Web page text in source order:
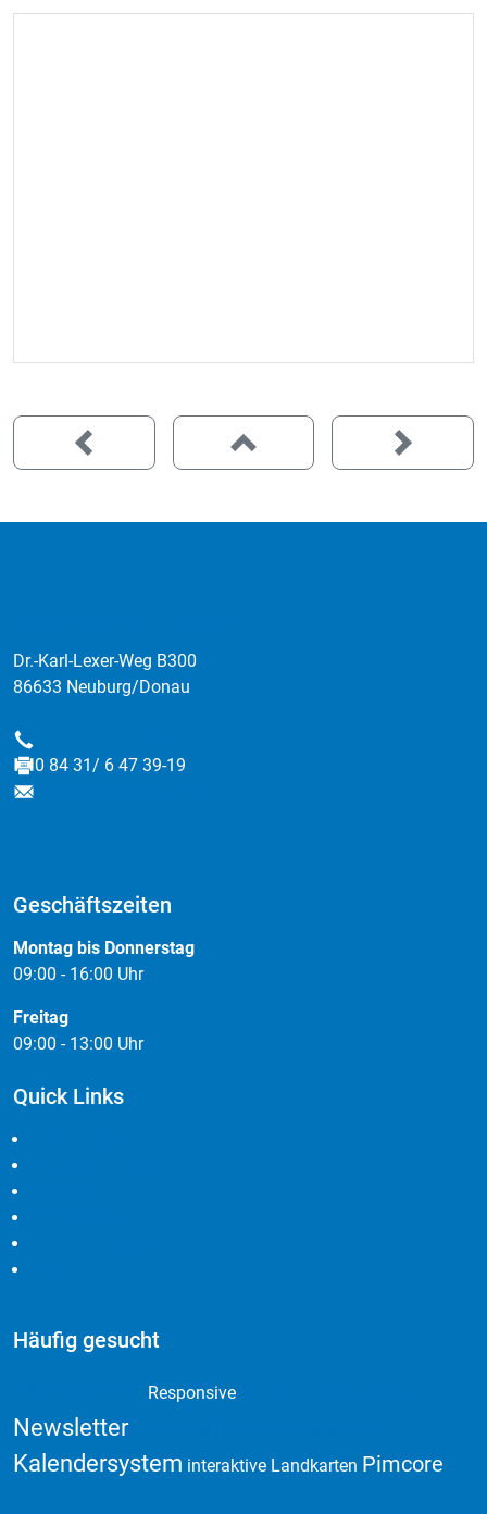
Dr.-Karl-Lexer-Weg B300
86633 Neuburg/Donau
Telefon
Fax
0 84 31/ 6 47 39-19
E-Mail
Geschäftszeiten
Montag bis Donnerstag
09:00 - 16:00 Uhr
Freitag
09:00 - 13:00 Uhr
Quick Links
Häufig gesucht
Responsive
Newsletter
Kalendersystem interaktive Landkarten Pimcore